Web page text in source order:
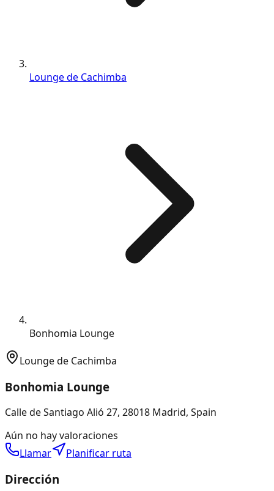
Lounge de Cachimba
Bonhomia Lounge
Lounge de Cachimba
Bonhomia Lounge
Calle de Santiago Alió 27, 28018 Madrid, Spain
Aún no hay valoraciones
Llamar
Planificar ruta
Dirección